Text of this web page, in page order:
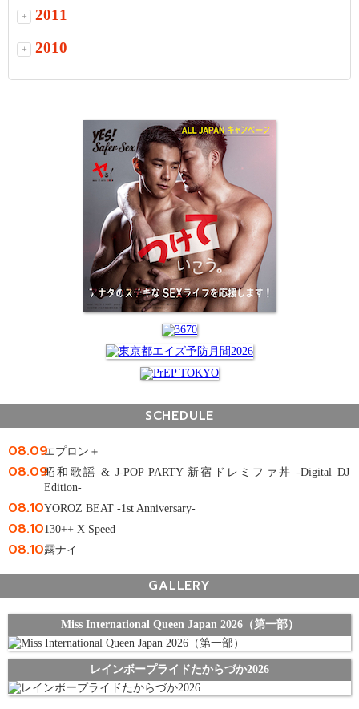
+ 2011
+ 2010
SCHEDULE
08.09エプロン＋
08.09昭和歌謡 & J-POP PARTY 新宿ドレミファ丼 -Digital DJ
Edition-
08.10YOROZ BEAT -1st Anniversary-
08.10130++ X Speed
08.10露ナイ
GALLERY
Miss International Queen Japan 2026（第一部）
レインボープライドたからづか2026